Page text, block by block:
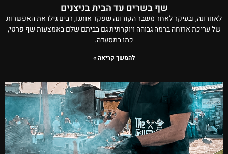
שף בשרים עד הבית בניצנים
לאחרונה, ובעיקר לאחר משבר הקורונה שפקד אותנו, רבים גילו את האפשרות
של עריכת ארוחה ברמה גבוהה ויוקרתית גם בביתם שלם באמצעות שף פרטי,
כמו במסעדה.
להמשך קריאה »